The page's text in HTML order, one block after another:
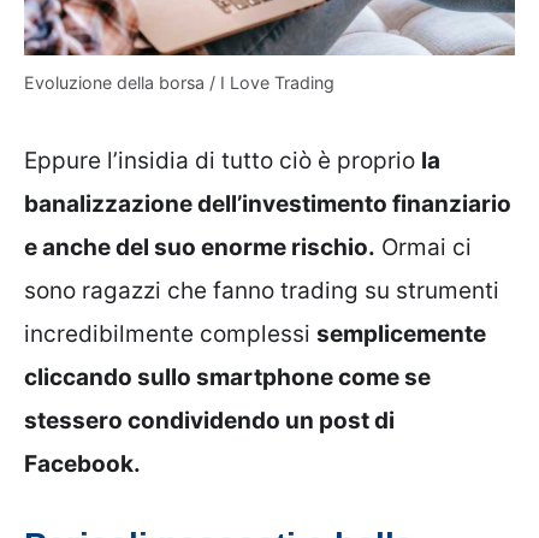
Evoluzione della borsa / I Love Trading
Eppure l’insidia di tutto ciò è proprio la
banalizzazione dell’investimento finanziario
e anche del suo enorme rischio. Ormai ci
sono ragazzi che fanno trading su strumenti
incredibilmente complessi semplicemente
cliccando sullo smartphone come se
stessero condividendo un post di
Facebook.